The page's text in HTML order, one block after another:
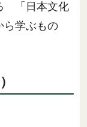
「日本文化
ら学ぶもの